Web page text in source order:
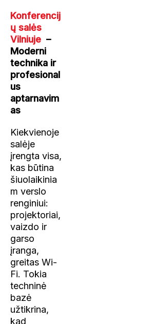
Konferencij
ų salės
Vilniuje –
Moderni
technika ir
profesional
us
aptarnavim
as
Kiekvienoje
salėje
įrengta visa,
kas būtina
šiuolaikinia
m verslo
renginiui:
projektoriai,
vaizdo ir
garso
įranga,
greitas Wi-
Fi. Tokia
techninė
bazė
užtikrina,
kad